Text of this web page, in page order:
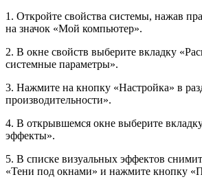
1. Откройте свойства системы, нажав
на значок «Мой компьютер».
2. В окне свойств выберите вкладку
системные параметры».
3. Нажмите на кнопку «Настройка» в
производительности».
4. В открывшемся окне выберите
эффекты».
5. В списке визуальных эффектов
«Тени под окнами» и нажмите кнопку